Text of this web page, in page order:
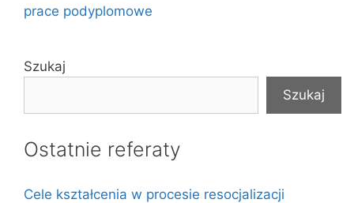
prace podyplomowe
Szukaj
Szukaj
Ostatnie referaty
Cele kształcenia w procesie resocjalizacji